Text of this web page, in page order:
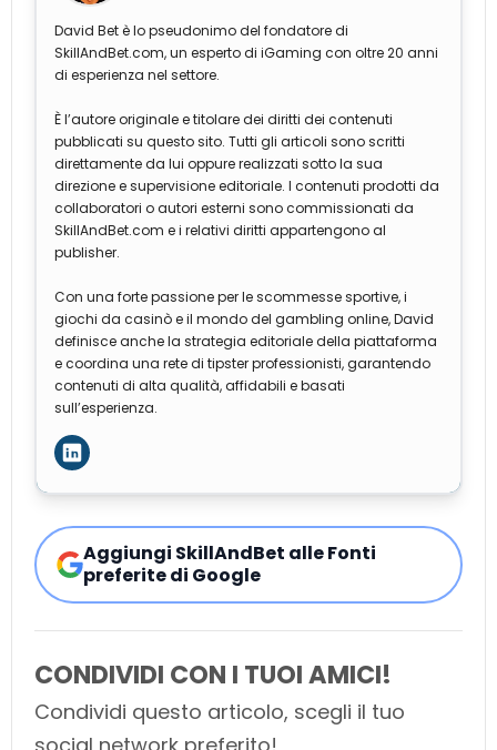
David Bet è lo pseudonimo del fondatore di
SkillAndBet.com, un esperto di iGaming con oltre 20 anni
di esperienza nel settore.
È l’autore originale e titolare dei diritti dei contenuti
pubblicati su questo sito. Tutti gli articoli sono scritti
direttamente da lui oppure realizzati sotto la sua
direzione e supervisione editoriale. I contenuti prodotti da
collaboratori o autori esterni sono commissionati da
SkillAndBet.com e i relativi diritti appartengono al
publisher.
Con una forte passione per le scommesse sportive, i
giochi da casinò e il mondo del gambling online, David
definisce anche la strategia editoriale della piattaforma
e coordina una rete di tipster professionisti, garantendo
contenuti di alta qualità, affidabili e basati
sull’esperienza.
Aggiungi SkillAndBet alle Fonti
preferite di Google
CONDIVIDI CON I TUOI AMICI!
Condividi questo articolo, scegli il tuo